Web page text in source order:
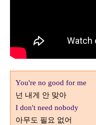
You're no good for me
넌 내게 안 맞아
I don't need nobody
아무도 필요 없어